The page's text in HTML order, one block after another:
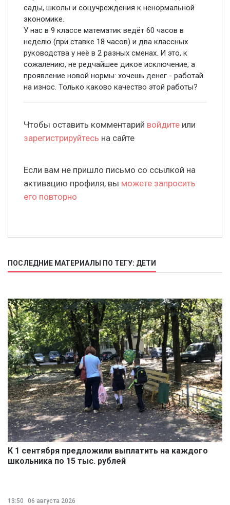
сады, школы и соцучреждения к ненормальной
экономике.
У нас в 9 классе математик ведёт 60 часов в
неделю (при ставке 18 часов) и два классных
руководства у неё в 2 разных сменах. И это, к
сожалению, не редчайшее дикое исключение, а
проявление новой нормы: хочешь денег - работай
на износ. Только каково качество этой работы?
Чтобы оставить комментарий войдите или
зарегистрируйтесь на сайте
Если вам не пришло письмо со ссылкой на
активацию профиля, вы можете запросить
его повторно
ПОСЛЕДНИЕ МАТЕРИАЛЫ ПО ТЕГУ: ДЕТИ
К 1 сентября предложили выплатить на каждого
школьника по 15 тыс. рублей
13:50
06 августа 2026